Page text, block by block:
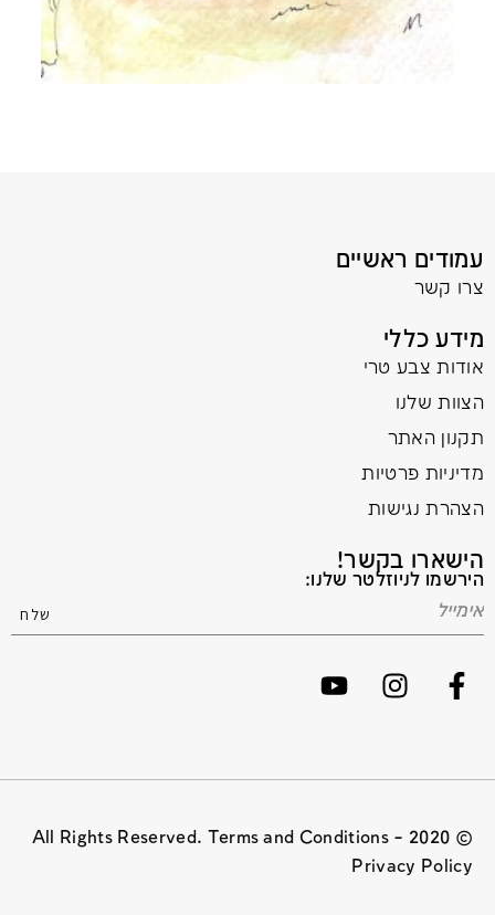
עמודים ראשיים
צרו קשר
מידע כללי
אודות צבע טרי
הצוות שלנו
תקנון האתר
מדיניות פרטיות
הצהרת נגישות
הישארו בקשר!
הירשמו לניוזלטר שלנו:
© 2020 All Rights Reserved. Terms and Conditions –
Privacy Policy